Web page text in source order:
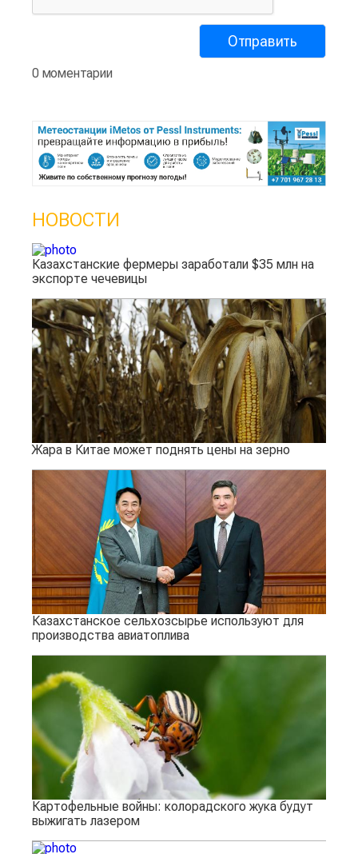
0 моментарии
НОВОСТИ
Казахстанские фермеры заработали $35 млн на
экспорте чечевицы
Жара в Китае может поднять цены на зерно
Казахстанское сельхозсырье используют для
производства авиатоплива
Картофельные войны: колорадского жука будут
выжигать лазером